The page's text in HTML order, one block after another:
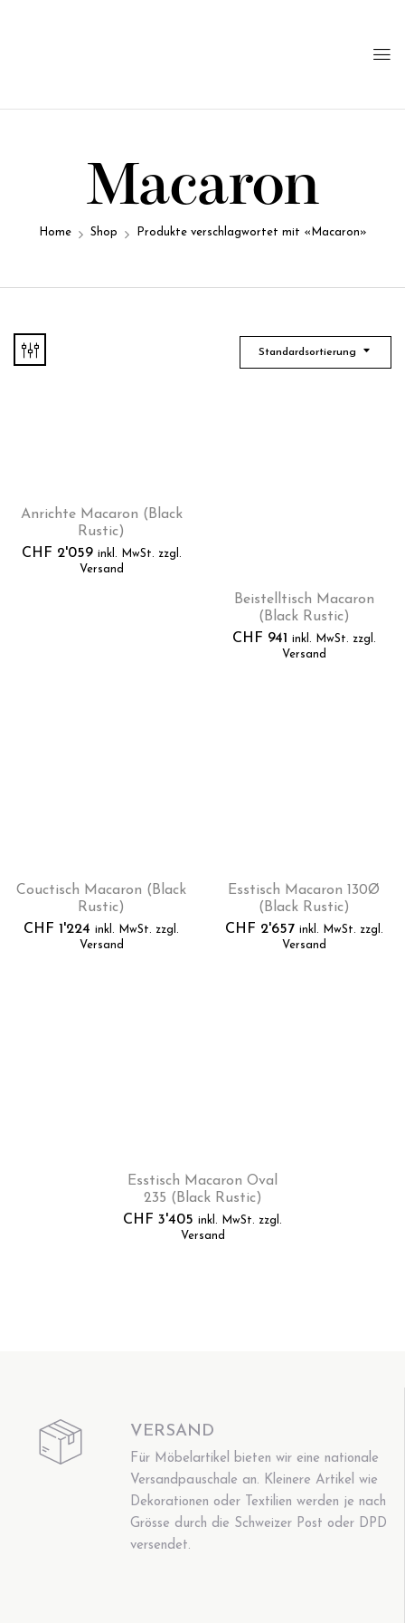
Macaron
Home Shop Produkte verschlagwortet mit «Macaron»
Standardsortierung
Anrichte Macaron (Black
Rustic)
CHF 2'059 inkl. MwSt. zzgl.
Versand
Beistelltisch Macaron
(Black Rustic)
CHF 941 inkl. MwSt. zzgl.
Versand
Couctisch Macaron (Black
Rustic)
CHF 1'224 inkl. MwSt. zzgl.
Versand
Esstisch Macaron 130Ø
(Black Rustic)
CHF 2'657 inkl. MwSt. zzgl.
Versand
Esstisch Macaron Oval
235 (Black Rustic)
CHF 3'405 inkl. MwSt. zzgl.
Versand
VERSAND
Für Möbelartikel bieten wir eine nationale
Versandpauschale an. Kleinere Artikel wie
Dekorationen oder Textilien werden je nach
Grösse durch die Schweizer Post oder DPD
versendet.